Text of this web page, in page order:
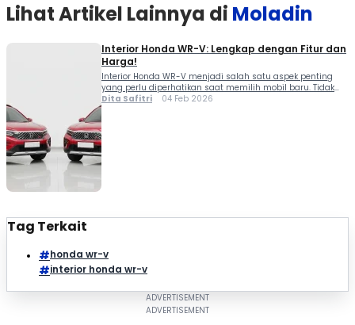
Lihat Artikel Lainnya di Moladin
Interior Honda WR-V: Lengkap dengan Fitur dan
Harga!
Interior Honda WR-V menjadi salah satu aspek penting
yang perlu diperhatikan saat memilih mobil baru. Tidak
hanya eksterior, kenyamanan, fitur, dan kualitas material
Dita Safitri 04 Feb 2026
Tag Terkait
honda wr-v
interior honda wr-v